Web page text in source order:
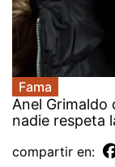
Fama
Anel Grimaldo
nadie respeta
compartir en: